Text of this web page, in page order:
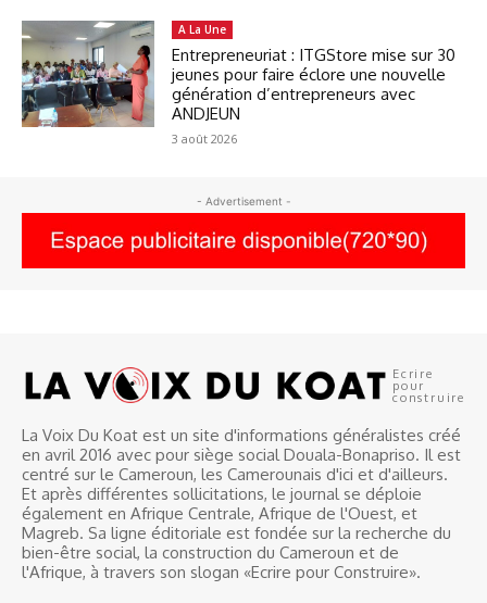
A La Une
Entrepreneuriat : ITGStore mise sur 30
jeunes pour faire éclore une nouvelle
génération d’entrepreneurs avec
ANDJEUN
3 août 2026
- Advertisement -
Ecrire
pour
construire
La Voix Du Koat est un site d'informations généralistes créé
en avril 2016 avec pour siège social Douala-Bonapriso. Il est
centré sur le Cameroun, les Camerounais d'ici et d'ailleurs.
Et après différentes sollicitations, le journal se déploie
également en Afrique Centrale, Afrique de l'Ouest, et
Magreb. Sa ligne éditoriale est fondée sur la recherche du
bien-être social, la construction du Cameroun et de
l'Afrique, à travers son slogan «Ecrire pour Construire».